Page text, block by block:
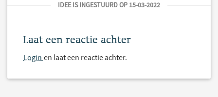
IDEE IS INGESTUURD OP 15-03-2022
Laat een reactie achter
Login en laat een reactie achter.